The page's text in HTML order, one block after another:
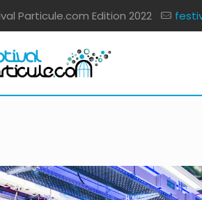
Particule.com Edition 2022